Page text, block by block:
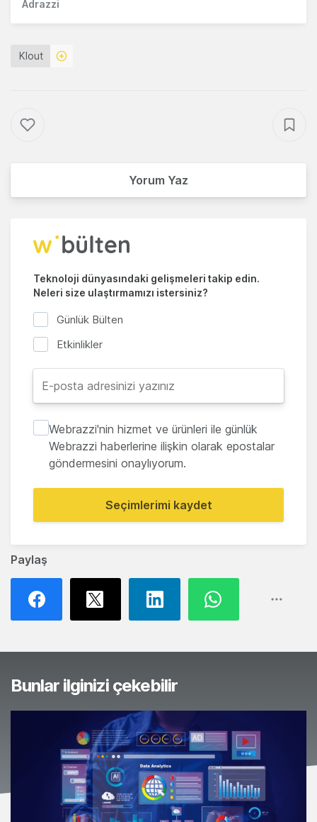
Paylaş
Adrazzi
Klout
Yorum Yaz
Teknoloji dünyasındaki gelişmeleri takip edin.
Neleri size ulaştırmamızı istersiniz?
Günlük Bülten
Etkinlikler
Webrazzi'nin hizmet ve ürünleri ile günlük
Webrazzi haberlerine ilişkin olarak epostalar
göndermesini onaylıyorum.
Seçimlerimi kaydet
Bunlar ilginizi çekebilir